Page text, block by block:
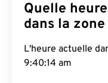
Quelle
dans la zone
L'heure actuelle
9:40:15 am